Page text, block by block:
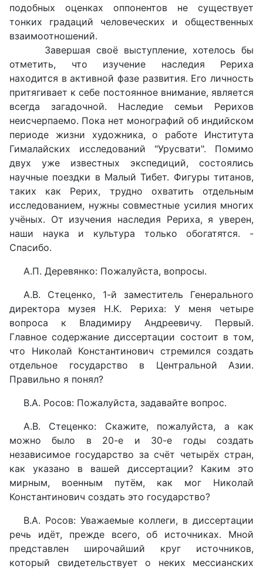
подобных оценках оппонентов не существует
тонких градаций человеческих и общественных
взаимоотношений.
Завершая своё выступление, хотелось бы
отметить, что изучение наследия Рериха
находится в активной фазе развития. Его личность
притягивает к себе постоянное внимание, является
всегда загадочной. Наследие семьи Рерихов
неисчерпаемо. Пока нет монографий об индийском
периоде жизни художника, о работе Института
Гималайских исследований "Урусвати". Помимо
двух уже известных экспедиций, состоялись
научные поездки в Малый Тибет. Фигуры титанов,
таких как Рерих, трудно охватить отдельным
исследованием, нужны совместные усилия многих
учёных. От изучения наследия Рериха, я уверен,
наши наука и культура только обогатятся. -
Спасибо.
А.П. Деревянко: Пожалуйста, вопросы.
А.В. Стеценко, 1-й заместитель Генерального
директора музея Н.К. Рериха: У меня четыре
вопроса к Владимиру Андреевичу. Первый.
Главное содержание диссертации состоит в том,
что Николай Константинович стремился создать
отдельное государство в Центральной Азии.
Правильно я понял?
В.А. Росов: Пожалуйста, задавайте вопрос.
А.В. Стеценко: Скажите, пожалуйста, а как
можно было в 20-е и 30-е годы создать
независимое государство за счёт четырёх стран,
как указано в вашей диссертации? Каким это
мирным, военным путём, как мог Николай
Константинович создать это государство?
В.А. Росов: Уважаемые коллеги, в диссертации
речь идёт, прежде всего, об источниках. Мной
представлен широчайший круг источников,
который свидетельствует о неких мессианских